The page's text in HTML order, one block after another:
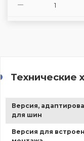
Технические
Версия,
для шин
Версия для